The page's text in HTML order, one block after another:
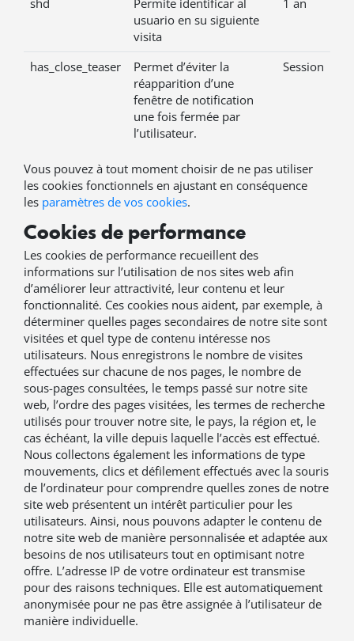
shd
Permite identificar al
usuario en su siguiente
visita
1 an
has_close_teaser
Permet d’éviter la
réapparition d’une
fenêtre de notification
une fois fermée par
l’utilisateur.
Session
Vous pouvez à tout moment choisir de ne pas utiliser
les cookies fonctionnels en ajustant en conséquence
les paramètres de vos cookies.
Cookies de performance
Les cookies de performance recueillent des
informations sur l’utilisation de nos sites web afin
d’améliorer leur attractivité, leur contenu et leur
fonctionnalité. Ces cookies nous aident, par exemple, à
déterminer quelles pages secondaires de notre site sont
visitées et quel type de contenu intéresse nos
utilisateurs. Nous enregistrons le nombre de visites
effectuées sur chacune de nos pages, le nombre de
sous-pages consultées, le temps passé sur notre site
web, l’ordre des pages visitées, les termes de recherche
utilisés pour trouver notre site, le pays, la région et, le
cas échéant, la ville depuis laquelle l’accès est effectué.
Nous collectons également les informations de type
mouvements, clics et défilement effectués avec la souris
de l’ordinateur pour comprendre quelles zones de notre
site web présentent un intérêt particulier pour les
utilisateurs. Ainsi, nous pouvons adapter le contenu de
notre site web de manière personnalisée et adaptée aux
besoins de nos utilisateurs tout en optimisant notre
offre. L’adresse IP de votre ordinateur est transmise
pour des raisons techniques. Elle est automatiquement
anonymisée pour ne pas être assignée à l’utilisateur de
manière individuelle.